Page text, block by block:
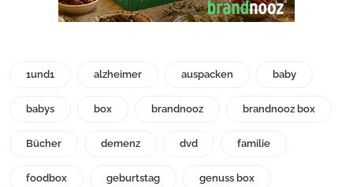
1und1 alzheimer auspacken baby
babys box brandnooz brandnooz box
Bücher demenz dvd familie
foodbox geburtstag genuss box